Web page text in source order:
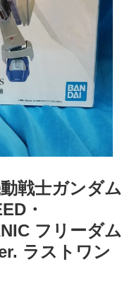
戦士ガンダム
・
フリーダム
ラストワン